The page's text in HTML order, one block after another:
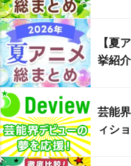
【夏
挙紹介
芸能
ィシ